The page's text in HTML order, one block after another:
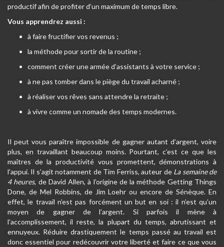
productif afin de profiter d’un maximum de temps libre.
Vous apprendrez aussi :
à faire fructifier vos revenus ;
la méthode pour sortir de la routine ;
comment créer une armée d’assistants à votre service ;
à ne pas tomber dans le piège du travail acharné ;
à réaliser vos rêves sans attendre la retraite ;
à vivre comme un nomade des temps modernes.
Il peut vous paraître impossible de gagner autant d’argent, voire
plus, en travaillant beaucoup moins. Pourtant, c’est ce que les
maîtres de la productivité vous promettent, démonstrations à
l’appui. Il s’agit notamment de Tim Ferriss, auteur de La semaine de
4 heures, de David Allen, à l’origine de la méthode Getting Things
Done, de Mel Robbins, de Jim Loehr ou encore de Sénèque. En
effet, le travail n’est pas forcément un but en soi : il n’est qu’un
moyen de gagner de l’argent. Si parfois il mène à
l’accomplissement, il reste, la plupart du temps, abrutissant et
ennuyeux. Réduire drastiquement le temps passé au travail est
donc essentiel pour redécouvrir votre liberté et faire ce que vous